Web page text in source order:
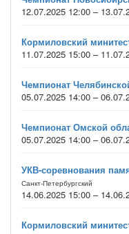
12.07.2025 12:00 –
Кормиловский
11.07.2025 15:00 –
Чемпионат
05.07.2025 14:00 –
Чемпионат Омской
05.07.2025 14:00 –
УКВ-соревнования
Санкт-Петербургский
14.06.2025 15:00 –
Кормиловский